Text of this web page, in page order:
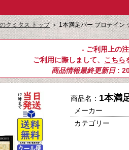
クミタス トップ＞1本満足バー プロテイン
- ご利用上の
ご利用に際しまして、 こちら
商品情報最終更新日:
商品名： 1本満
メーカー
カテゴリー